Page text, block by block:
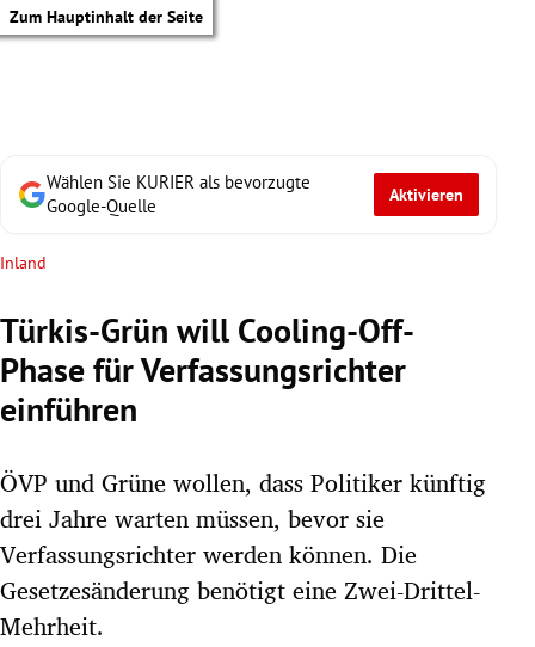
Zum Hauptinhalt der Seite
Untermenü
Untermenü
Wählen Sie KURIER als bevorzugte
Google-Quelle
Aktivieren
Inland
Türkis-Grün will Cooling-Off-
Phase für Verfassungsrichter
einführen
ÖVP und Grüne wollen, dass Politiker künftig
drei Jahre warten müssen, bevor sie
Verfassungsrichter werden können. Die
Gesetzesänderung benötigt eine Zwei-Drittel-
Mehrheit.